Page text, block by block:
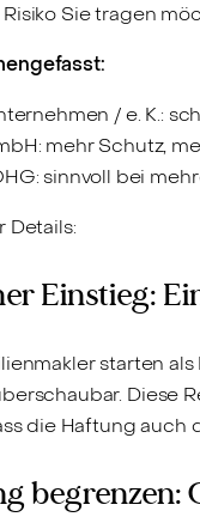
Sie tragen
/ e. K.:
mehr Schutz,
sinnvoll bei
Details:
Einstieg:
starten
Diese
die Haftung auch
begrenzen: